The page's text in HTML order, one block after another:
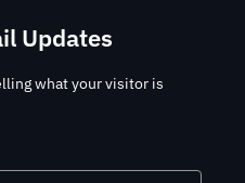
Updates
what your visitor is